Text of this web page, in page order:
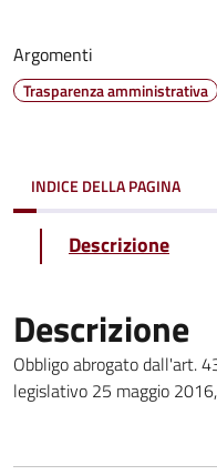
Argomenti
Trasparenza amministrativa
INDICE DELLA PAGINA
Descrizione
Descrizione
Obbligo abrogato dall'art.
legislativo 25 maggio